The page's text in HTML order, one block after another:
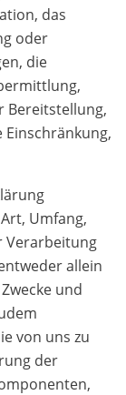
das
oder
die
Bereitstellung,
Umfang,
Verarbeitung
allein
und
von uns zu
der